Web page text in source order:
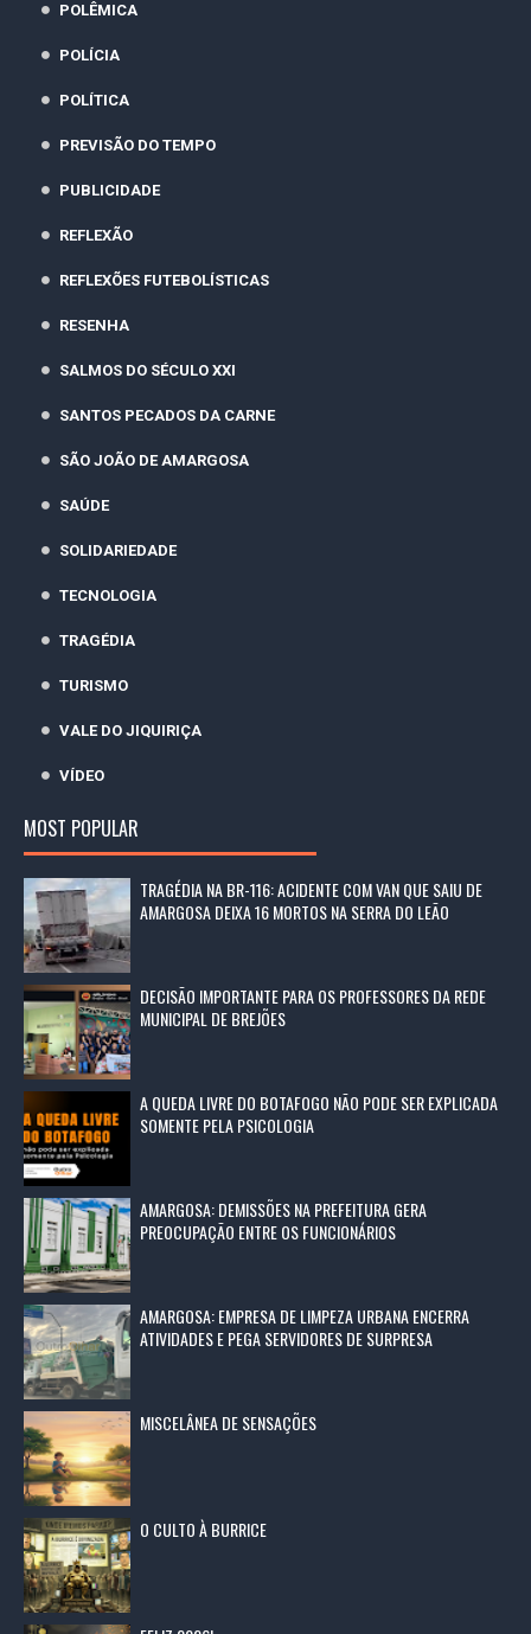
POLÊMICA
POLÍCIA
POLÍTICA
PREVISÃO DO TEMPO
PUBLICIDADE
REFLEXÃO
REFLEXÕES FUTEBOLÍSTICAS
RESENHA
SALMOS DO SÉCULO XXI
SANTOS PECADOS DA CARNE
SÃO JOÃO DE AMARGOSA
SAÚDE
SOLIDARIEDADE
TECNOLOGIA
TRAGÉDIA
TURISMO
VALE DO JIQUIRIÇA
VÍDEO
MOST POPULAR
TRAGÉDIA NA BR-116: ACIDENTE COM VAN QUE SAIU DE
AMARGOSA DEIXA 16 MORTOS NA SERRA DO LEÃO
DECISÃO IMPORTANTE PARA OS PROFESSORES DA REDE
MUNICIPAL DE BREJÕES
A QUEDA LIVRE DO BOTAFOGO NÃO PODE SER EXPLICADA
SOMENTE PELA PSICOLOGIA
AMARGOSA: DEMISSÕES NA PREFEITURA GERA
PREOCUPAÇÃO ENTRE OS FUNCIONÁRIOS
AMARGOSA: EMPRESA DE LIMPEZA URBANA ENCERRA
ATIVIDADES E PEGA SERVIDORES DE SURPRESA
MISCELÂNEA DE SENSAÇÕES
O CULTO À BURRICE